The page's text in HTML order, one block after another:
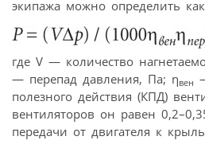
экипажа можно определить как
где V — количество
— перепад давления, Па; ηвен
полезного действия (КПД)
вентиляторов он равен
передачи от двигателя к